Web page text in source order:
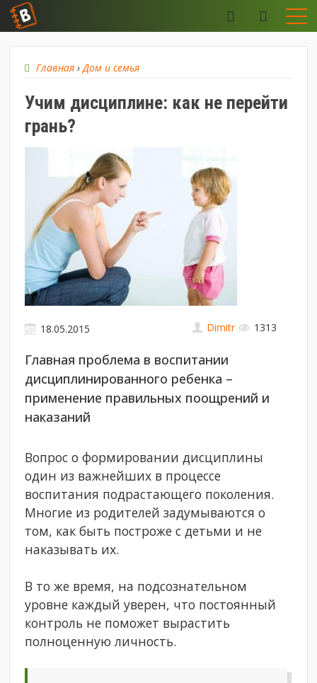
Главная ›Дом и семья
Учим дисциплине: как не перейти
грань?
18.05.2015 1313
Dimitr
Главная проблема в воспитании
дисциплинированного ребенка –
применение правильных поощрений и
наказаний
Вопрос о формировании дисциплины
один из важнейших в процессе
воспитания подрастающего поколения.
Многие из родителей задумываются о
том, как быть построже с детьми и не
наказывать их.
В то же время, на подсознательном
уровне каждый уверен, что постоянный
контроль не поможет вырастить
полноценную личность.